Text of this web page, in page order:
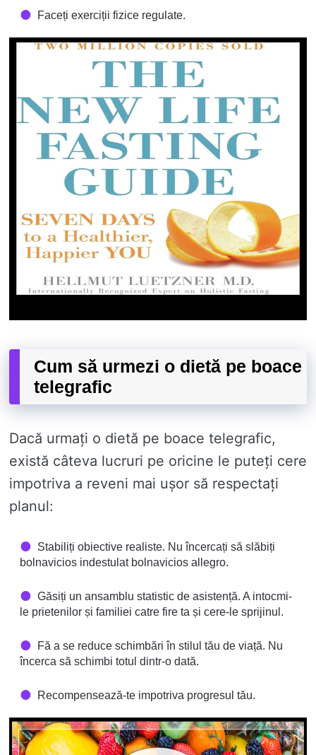
Faceți exerciții fizice regulate.
Cum să urmezi o dietă pe boace
telegrafic
Dacă urmați o dietă pe boace telegrafic,
există câteva lucruri pe oricine le puteți cere
impotriva a reveni mai ușor să respectați
planul:
Stabiliți obiective realiste. Nu încercați să slăbiți
bolnavicios indestulat bolnavicios allegro.
Găsiți un ansamblu statistic de asistență. A intocmi-
le prietenilor și familiei catre fire ta și cere-le sprijinul.
Fă a se reduce schimbări în stilul tău de viață. Nu
încerca să schimbi totul dintr-o dată.
Recompensează-te impotriva progresul tău.